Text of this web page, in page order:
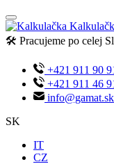
🛠️ Pracujeme po celej
+421 911 90
+421 911 46
info@gamat.sk
SK
IT
CZ